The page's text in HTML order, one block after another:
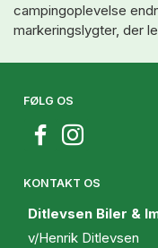
campingoplevelse
markeringslygter, der
FØLG OS
KONTAKT OS
Ditlevsen Biler &
v/Henrik Ditlevsen